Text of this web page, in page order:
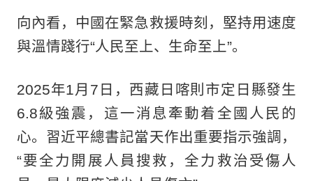
向內看，中國在緊急救援時刻，堅持用速度
與溫情踐行“人民至上、生命至上”。
2025年1月7日，西藏日喀則市定日縣發生
6.8級強震，這一消息牽動着全國人民的
心。習近平總書記當天作出重要指示強調，
“要全力開展人員搜救，全力救治受傷人